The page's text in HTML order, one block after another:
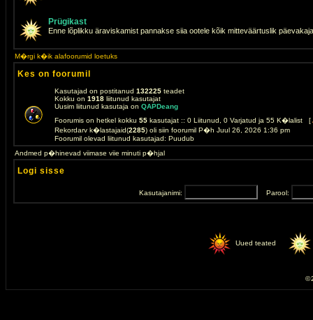
Prügikast
Enne lõplikku äraviskamist pannakse siia ootele kõik mitteväärtuslik
M�rgi k�ik alafoorumid loetuks
Kes on foorumil
Kasutajad on postitanud 132225 teadet
Kokku on 1918 liitunud kasutajat
Uusim liitunud kasutaja on QAPDeang
Foorumis on hetkel kokku 55 kasutajat :: 0 Liitunud, 0 Varjatud ja 55 K�lalist [
Rekordarv k�lastajaid(2285) oli siin foorumil P�h Juul 26, 2026 1:36 pm
Foorumil olevad liitunud kasutajad: Puudub
Andmed p�hinevad viimase viie minuti p�hjal
Logi sisse
Kasutajanimi: Parool:
Uued teated
©